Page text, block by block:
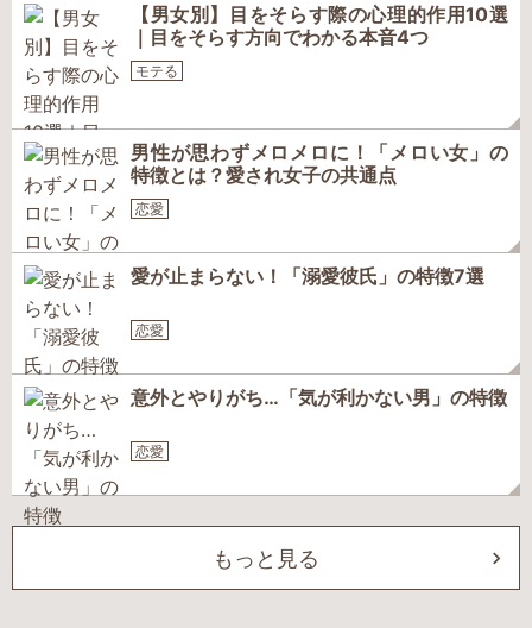
【男女別】目をそらす際の心理的作用10選
｜目をそらす方向でわかる本音4つ
モテる
男性が思わずメロメロに！「メロい女」の
特徴とは？愛され女子の共通点
恋愛
愛が止まらない！「溺愛彼氏」の特徴7選
恋愛
意外とやりがち…「気が利かない男」の特徴
恋愛
もっと見る